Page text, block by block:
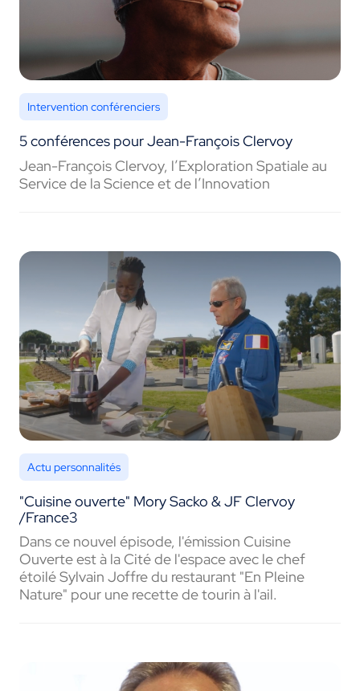
Intervention conférenciers
5 conférences pour Jean-François Clervoy
Jean-François Clervoy, l’Exploration Spatiale au
Service de la Science et de l’Innovation
Actu personnalités
"Cuisine ouverte" Mory Sacko & JF Clervoy
/France3
Dans ce nouvel épisode, l'émission Cuisine
Ouverte est à la Cité de l'espace avec le chef
étoilé Sylvain Joffre du restaurant "En Pleine
Nature" pour une recette de tourin à l'ail.